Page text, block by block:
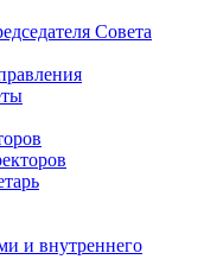
Совета
и внутреннего